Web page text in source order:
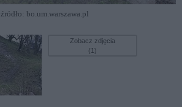
źródło: bo.um.warszawa.pl
Zobacz zdjęcia
(1)